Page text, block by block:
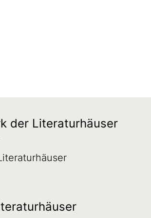
der Literaturhäuser